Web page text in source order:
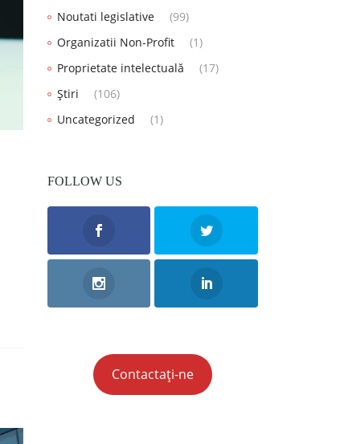
Noutati legislative
(99)
Organizatii Non-Profit
(1)
Proprietate intelectuală
(17)
Știri
(106)
Uncategorized
(1)
FOLLOW US
Contactați-ne